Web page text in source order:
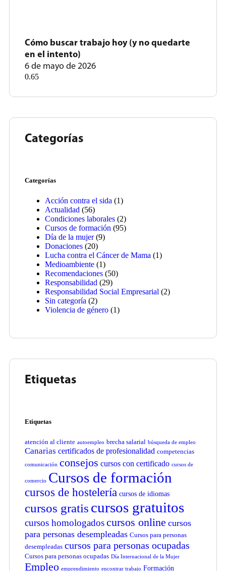
Cómo buscar trabajo hoy (y no quedarte
en el intento)
6 de mayo de 2026
Categorías
Categorías
Acción contra el sida (1)
Actualidad (56)
Condiciones laborales (2)
Cursos de formación (95)
Día de la mujer(9)
Donaciones (20)
Lucha contra el Cáncer de Mama (1)
Medioambiente (1)
Recomendaciones (50)
Responsabilidad (29)
Responsabilidad Social Empresarial (2)
Sin categoría (2)
Violencia de género (1)
Etiquetas
Etiquetas
atención al cliente autoempleo brecha salarial búsqueda de empleo
Canarias certificados de profesionalidad competencias
comunicación consejos cursos con certificado cursos de
comercio Cursos de formación
cursos de hostelería cursos de idiomas
cursos gratis cursos gratuitos
cursos homologadoscursos online cursos
para personas desempleadas Cursos para personas
desempleadas cursos para personas ocupadas
Cursos para personas ocupadas Día Internacional de la Mujer
Empleo emprendimiento encontrar trabajo Formación